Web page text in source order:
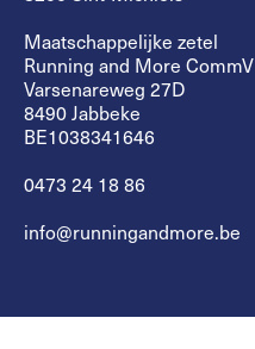
Maatschappelijke zetel
Running and More CommV
Varsenareweg 27D
8490 Jabbeke
BE1038341646
0473 24 18 86
info@runningandmore.be